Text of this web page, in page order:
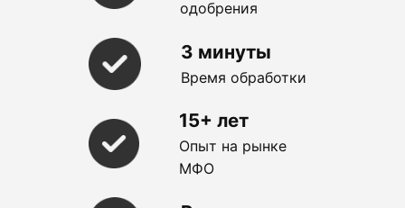
одобрения
3 минуты
Время обработки
15+ лет
Опыт на рынке
МФО